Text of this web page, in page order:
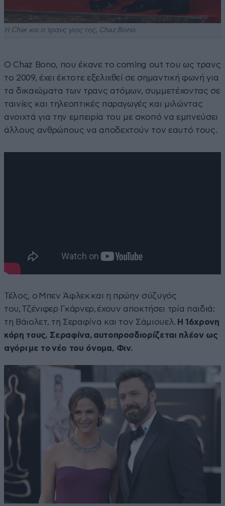
H Cher και ο τρανς γιος της, Chaz Bono
Ο Chaz Bono, που έκανε το coming out του ως τρανς
το 2009, έχει έκτοτε εξελιχθεί σε σημαντική φωνή για
τα δικαιώματα των τρανς ατόμων, συμμετέχοντας σε
ταινίες και τηλεοπτικές παραγωγές και μιλώντας
ανοιχτά για την εμπειρία του με σκοπό να εμπνεύσει
άλλους ανθρώπους να αποδεχτούν τον εαυτό τους.
Τέλος, ο Μπεν Άφλεκ και η πρώην σύζυγός
του, Τζένιφερ Γκάρνερ, έχουν αποκτήσει τρία παιδιά:
τη Βάιολετ, τη Σεραφίνα και τον Σάμιουελ. Η 16χρονη
κόρη τους, Σεραφίνα, αυτοπροσδιορίζεται πλέον ως
αγόρι με το νέο του όνομα, Φιν.